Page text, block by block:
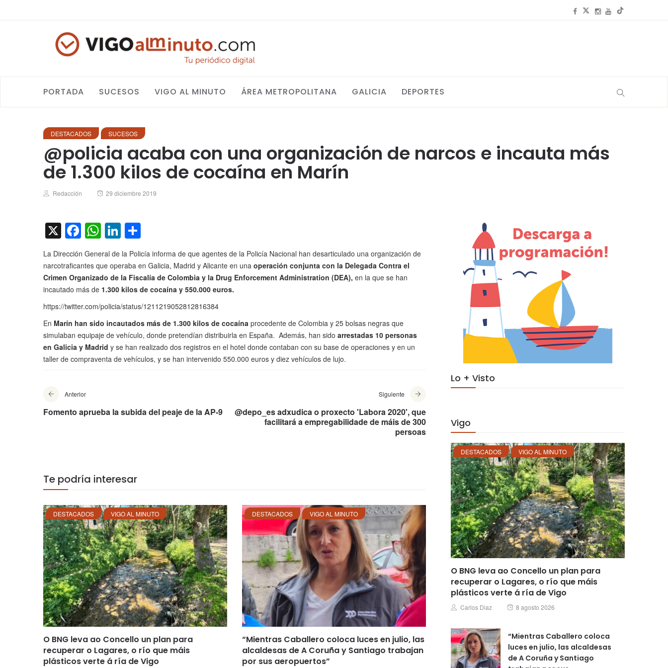
PORTADA SUCESOS VIGO AL MINUTO ÁREA METROPOLITANA GALICIA DEPORTES
DESTACADOS SUCESOS
@policia acaba con una organización de narcos e incauta más
de 1.300 kilos de cocaína en Marín
Author
Redacción
Posted
29 diciembre 2019
X Facebook
WhatsApp
LinkedIn
La Dirección General de la Policía informa de que agentes de la Policía Nacional han desarticulado una organización de
narcotraficantes que operaba en Galicia, Madrid y Alicante en una operación conjunta con la Delegada Contra el
Crimen Organizado de la Fiscalía de Colombia y la Drug Enforcement Administration (DEA), en la que se han
incautado más de 1.300 kilos de cocaína y 550.000 euros.
https://twitter.com/policia/status/1211219052812816384
En Marín han sido incautados más de 1.300 kilos de cocaína procedente de Colombia y 25 bolsas negras que
simulaban equipaje de vehículo, donde pretendían distribuirla en España. Además, han sido arrestadas 10 personas
en Galicia y Madrid y se han realizado dos registros en el hotel donde contaban con su base de operaciones y en un
taller de compraventa de vehículos, y se han intervenido 550.000 euros y diez vehículos de lujo.
Anterior
Fomento aprueba la subida del peaje de la AP-9
Siguiente
@depo_es adxudica o proxecto 'Labora 2020', que
facilitará a empregabilidade de máis de 300
persoas
Te podría interesar
DESTACADOS VIGO AL MINUTO
O BNG leva ao Concello un plan para
recuperar o Lagares, o río que máis
plásticos verte á ría de Vigo
DESTACADOS VIGO AL MINUTO
“Mientras Caballero coloca luces en julio, las
alcaldesas de A Coruña y Santiago trabajan
por sus aeropuertos”
Lo + Visto
Vigo
DESTACADOS VIGO AL MINUTO
O BNG leva ao Concello un plan para
recuperar o Lagares, o río que máis
plásticos verte á ría de Vigo
Author
Carlos Diaz
Posted
8 agosto 2026
“Mientras Caballero coloca
luces en julio, las alcaldesas
de A Coruña y Santiago